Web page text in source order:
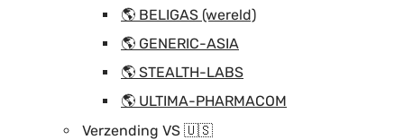
🌎 BELIGAS (wereld)
🌎 GENERIC-ASIA
🌎 STEALTH-LABS
🌎 ULTIMA-PHARMACOM
Verzending VS 🇺🇸